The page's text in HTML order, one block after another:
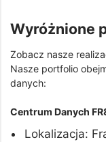
Wyróżnione
Zobacz nasze
Nasze portfolio
danych:
Centrum Danych
Lokalizacja: